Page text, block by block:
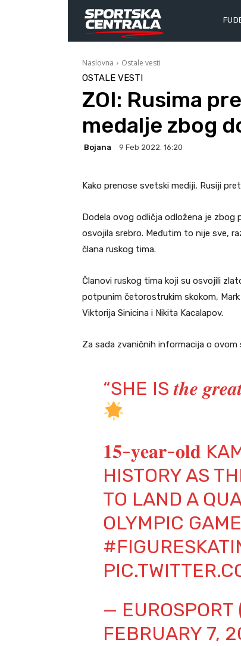
Naslovna Ostale vesti
OSTALE VESTI
ZOI: Rusima
medalje zbog
Bojana 9 Feb 2022. 16:20
Kako prenose svetski mediji, Rusiji
Dodela ovog odličja odložena je zbog
osvojila srebro. Međutim to nije sve,
člana ruskog tima.
Članovi ruskog tima koji su osvojili
potpunim četorostrukim skokom,
Viktorija Sinicina i Nikita Kacalapov.
Za sada zvaničnih informacija o ovom
“SHE IS 𝒕𝒉𝒆
𝟏𝟓-𝐲𝐞𝐚𝐫-𝐨𝐥𝐝
HISTORY AS
TO LAND A
OLYMPIC
— EUROSPORT
FEBRUARY 7,